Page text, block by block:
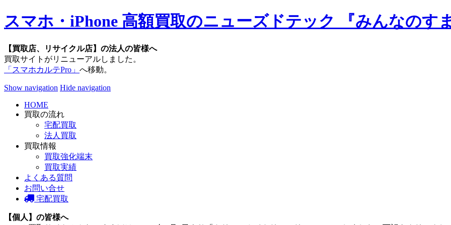
スマホ・iPhone 高額買取のニューズドテック 『みんなのす
【買取店、リサイクル店】の法人の皆様へ
買取サイトがリニューアルしました。
「スマホカルテPro」 へ移動。
Show navigation Hide navigation
HOME
買取の流れ
宅配買取
法人買取
買取情報
買取強化端末
買取実績
よくある質問
お問い合せ
宅配買取
【個人】の皆様へ